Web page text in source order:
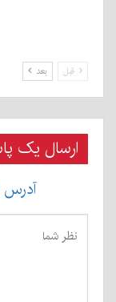
قبل بعد
ارسال یک
آدرس